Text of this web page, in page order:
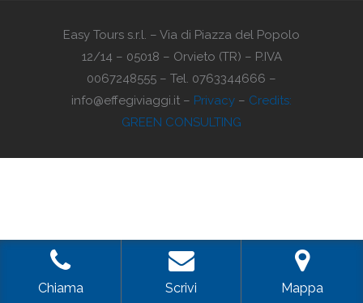
Easy Tours s.r.l. – Via di Piazza del Popolo
12/14 – 05018 – Orvieto (TR) – P.IVA
0067248555 – Tel. 0763344666 –
info@effegiviaggi.it – Privacy – Credits:
GREEN CONSULTING
Chiama Scrivi Mappa